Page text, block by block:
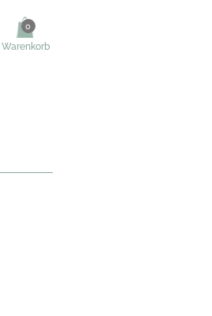
Warenkorb
0